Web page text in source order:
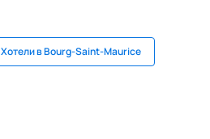
Хотели в Bourg-Saint-Maurice